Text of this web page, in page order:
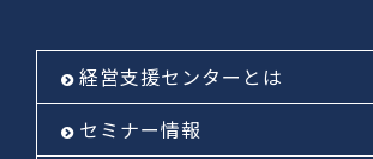
経営支援センターとは
セミナー情報